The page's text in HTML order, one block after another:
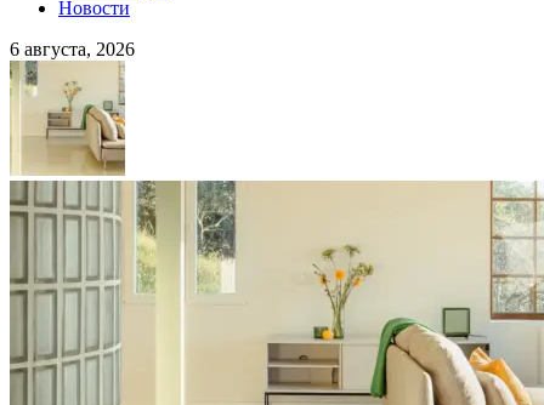
Новости
6 августа, 2026